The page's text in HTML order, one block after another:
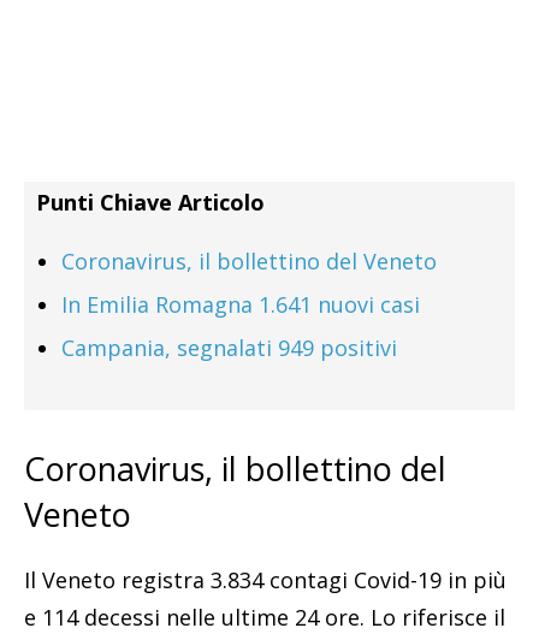
Punti Chiave Articolo
Coronavirus, il bollettino del Veneto
In Emilia Romagna 1.641 nuovi casi
Campania, segnalati 949 positivi
Coronavirus, il bollettino del
Veneto
Il Veneto registra 3.834 contagi Covid-19 in più
e 114 decessi nelle ultime 24 ore. Lo riferisce il